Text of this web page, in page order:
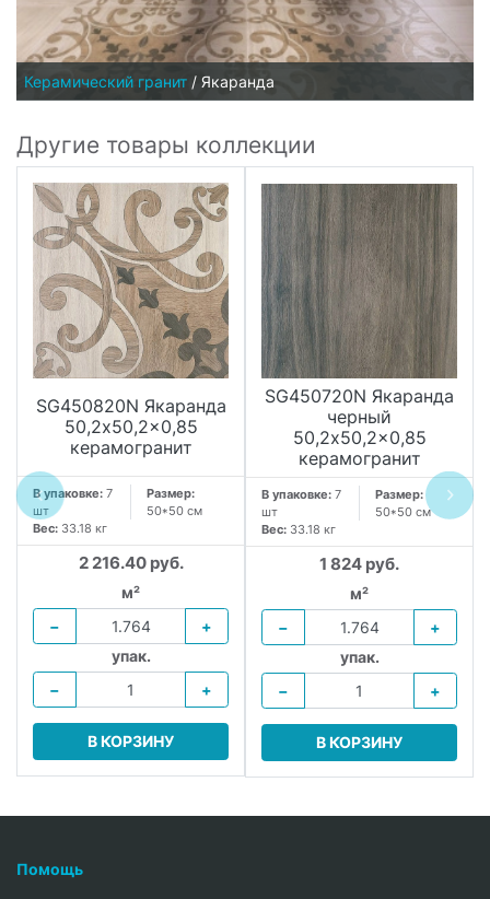
Керамический гранит / Якаранда
Другие товары коллекции
SG450820N Якаранда
50,2x50,2x0,85
керамогранит
В упаковке: 7
шт
Размер:
50*50 см
Вес: 33.18 кг
2 216.40 руб.
м²
−
+
упак.
−
+
В КОРЗИНУ
SG450720N Якаранда
черный
50,2x50,2x0,85
керамогранит
В упаковке: 7
шт
Размер:
50*50 см
Вес: 33.18 кг
1 824 руб.
м²
−
+
упак.
−
+
В КОРЗИНУ
Помощь